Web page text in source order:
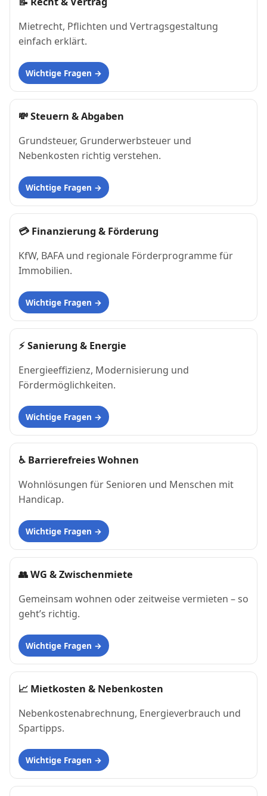
Mietrecht, Pflichten und Vertragsgestaltung
einfach erklärt.
Wichtige Fragen
💸Steuern & Abgaben
Grundsteuer, Grunderwerbsteuer und
Nebenkosten richtig verstehen.
Wichtige Fragen
💳 Finanzierung & Förderung
KfW, BAFA und regionale Förderprogramme für
Immobilien.
Wichtige Fragen
⚡Sanierung & Energie
Energieeffizienz, Modernisierung und
Fördermöglichkeiten.
Wichtige Fragen
♿ Barrierefreies Wohnen
Wohnlösungen für Senioren und Menschen mit
Handicap.
Wichtige Fragen
👥WG & Zwischenmiete
Gemeinsam wohnen oder zeitweise vermieten – so
geht’s richtig.
Wichtige Fragen
📈 Mietkosten & Nebenkosten
Nebenkostenabrechnung, Energieverbrauch und
Spartipps.
Wichtige Fragen